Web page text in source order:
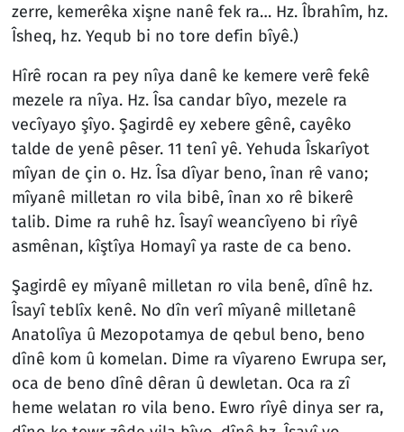
zerre, kemerêka xişne nanê fek ra… Hz. Îbrahîm, hz.
Îsheq, hz. Yequb bi no tore defin bîyê.)
Hîrê rocan ra pey nîya danê ke kemere verê fekê
mezele ra nîya. Hz. Îsa candar bîyo, mezele ra
vecîyayo şîyo. Şagirdê ey xebere gênê, cayêko
talde de yenê pêser. 11 tenî yê. Yehuda Îskarîyot
mîyan de çin o. Hz. Îsa dîyar beno, înan rê vano;
mîyanê milletan ro vila bibê, înan xo rê bikerê
talib. Dime ra ruhê hz. Îsayî weancîyeno bi rîyê
asmênan, kîştîya Homayî ya raste de ca beno.
Şagirdê ey mîyanê milletan ro vila benê, dînê hz.
Îsayî teblîx kenê. No dîn verî mîyanê milletanê
Anatolîya û Mezopotamya de qebul beno, beno
dînê kom û komelan. Dime ra vîyareno Ewrupa ser,
oca de beno dînê dêran û dewletan. Oca ra zî
heme welatan ro vila beno. Ewro rîyê dinya ser ra,